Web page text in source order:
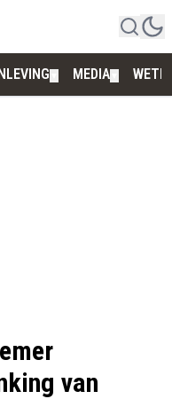
MEDIA
van